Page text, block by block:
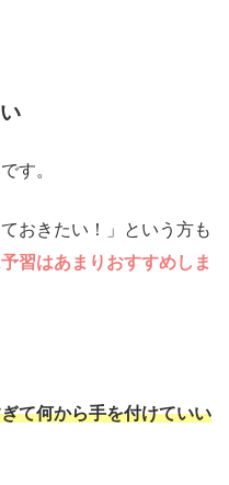
す。
おきたい！」という方も
習はあまりおすすめしま
て何から手を付けていい